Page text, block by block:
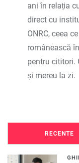
ani în relația
direct cu
ONRC, ceea
românească
pentru cititori.
și mereu la zi.
RECENTE